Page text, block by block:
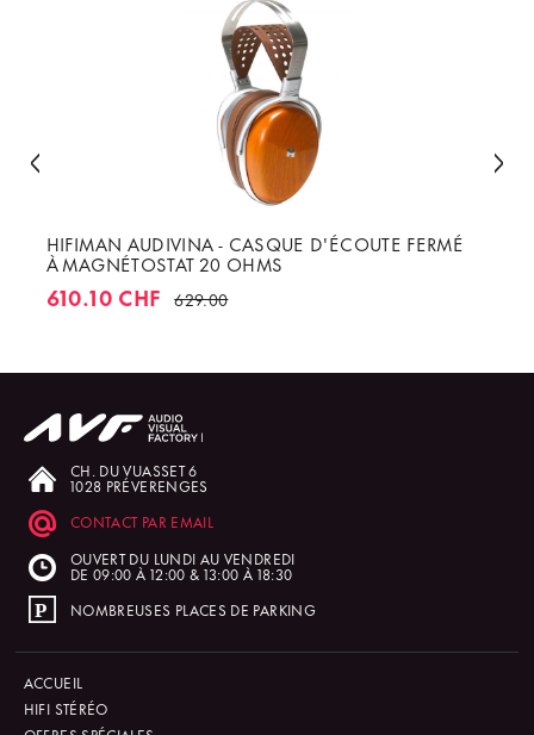
HIFIMAN AUDIVINA - CASQUE D'ÉCOUTE FERMÉ
À MAGNÉTOSTAT 20 OHMS
610.10 CHF 629.00
CH. DU VUASSET 6
1028 PRÉVERENGES
CONTACT PAR EMAIL
OUVERT DU LUNDI AU VENDREDI
DE 09:00 À 12:00 & 13:00 À 18:30
NOMBREUSES PLACES DE PARKING
ACCUEIL
HIFI STÉRÉO